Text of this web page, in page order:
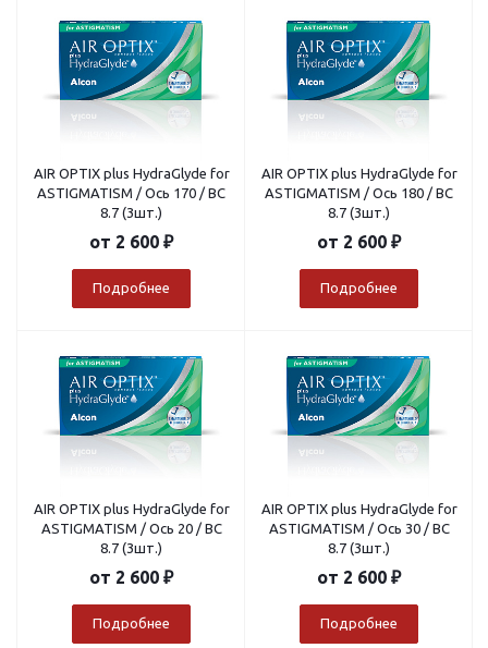
AIR OPTIX plus HydraGlyde for
ASTIGMATISM / Ось 170 / BC
8.7 (3шт.)
от 2 600 ₽
Подробнее
AIR OPTIX plus HydraGlyde for
ASTIGMATISM / Ось 180 / BC
8.7 (3шт.)
от 2 600 ₽
Подробнее
AIR OPTIX plus HydraGlyde for
ASTIGMATISM / Ось 20 / BC
8.7 (3шт.)
от 2 600 ₽
Подробнее
AIR OPTIX plus HydraGlyde for
ASTIGMATISM / Ось 30 / BC
8.7 (3шт.)
от 2 600 ₽
Подробнее